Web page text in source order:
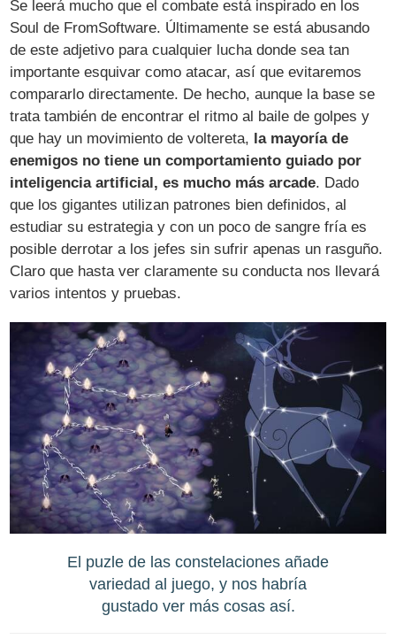
Se leerá mucho que el combate está inspirado en los
Soul de FromSoftware. Últimamente se está abusando
de este adjetivo para cualquier lucha donde sea tan
importante esquivar como atacar, así que evitaremos
compararlo directamente. De hecho, aunque la base se
trata también de encontrar el ritmo al baile de golpes y
que hay un movimiento de voltereta, la mayoría de
enemigos no tiene un comportamiento guiado por
inteligencia artificial, es mucho más arcade. Dado
que los gigantes utilizan patrones bien definidos, al
estudiar su estrategia y con un poco de sangre fría es
posible derrotar a los jefes sin sufrir apenas un rasguño.
Claro que hasta ver claramente su conducta nos llevará
varios intentos y pruebas.
El puzle de las constelaciones añade
variedad al juego, y nos habría
gustado ver más cosas así.